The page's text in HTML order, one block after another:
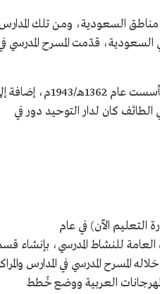
مناطق السعودية، ومن تلك
السعودية، قدّمت المسرح المدرسي
ومن المدارس التي قدمت المسرح المدرسي مدرسة طيبة الثانوية في المدينة المنورة، التي تأسست عام
الطائف كان لدار التوحيد دور في
التعليم الآن) في عام
العامة للنشاط المدرسي، بإنشاء
ونشط من خلاله المسرح المدرسي في المدارس
العربية ووضع خُطط